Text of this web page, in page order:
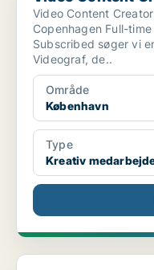
Video Content
Copenhagen Full-time Salary Competitive Hos
Subscribed søger vi
Videograf, de..
Område
København
Type
Kreativ
Event Manager Assistant